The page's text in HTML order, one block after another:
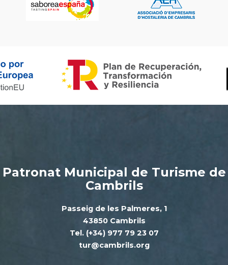
Patronat Municipal de Turisme de
Cambrils
Passeig de les Palmeres, 1
43850 Cambrils
Tel. (+34) 977 79 23 07
tur@cambrils.org